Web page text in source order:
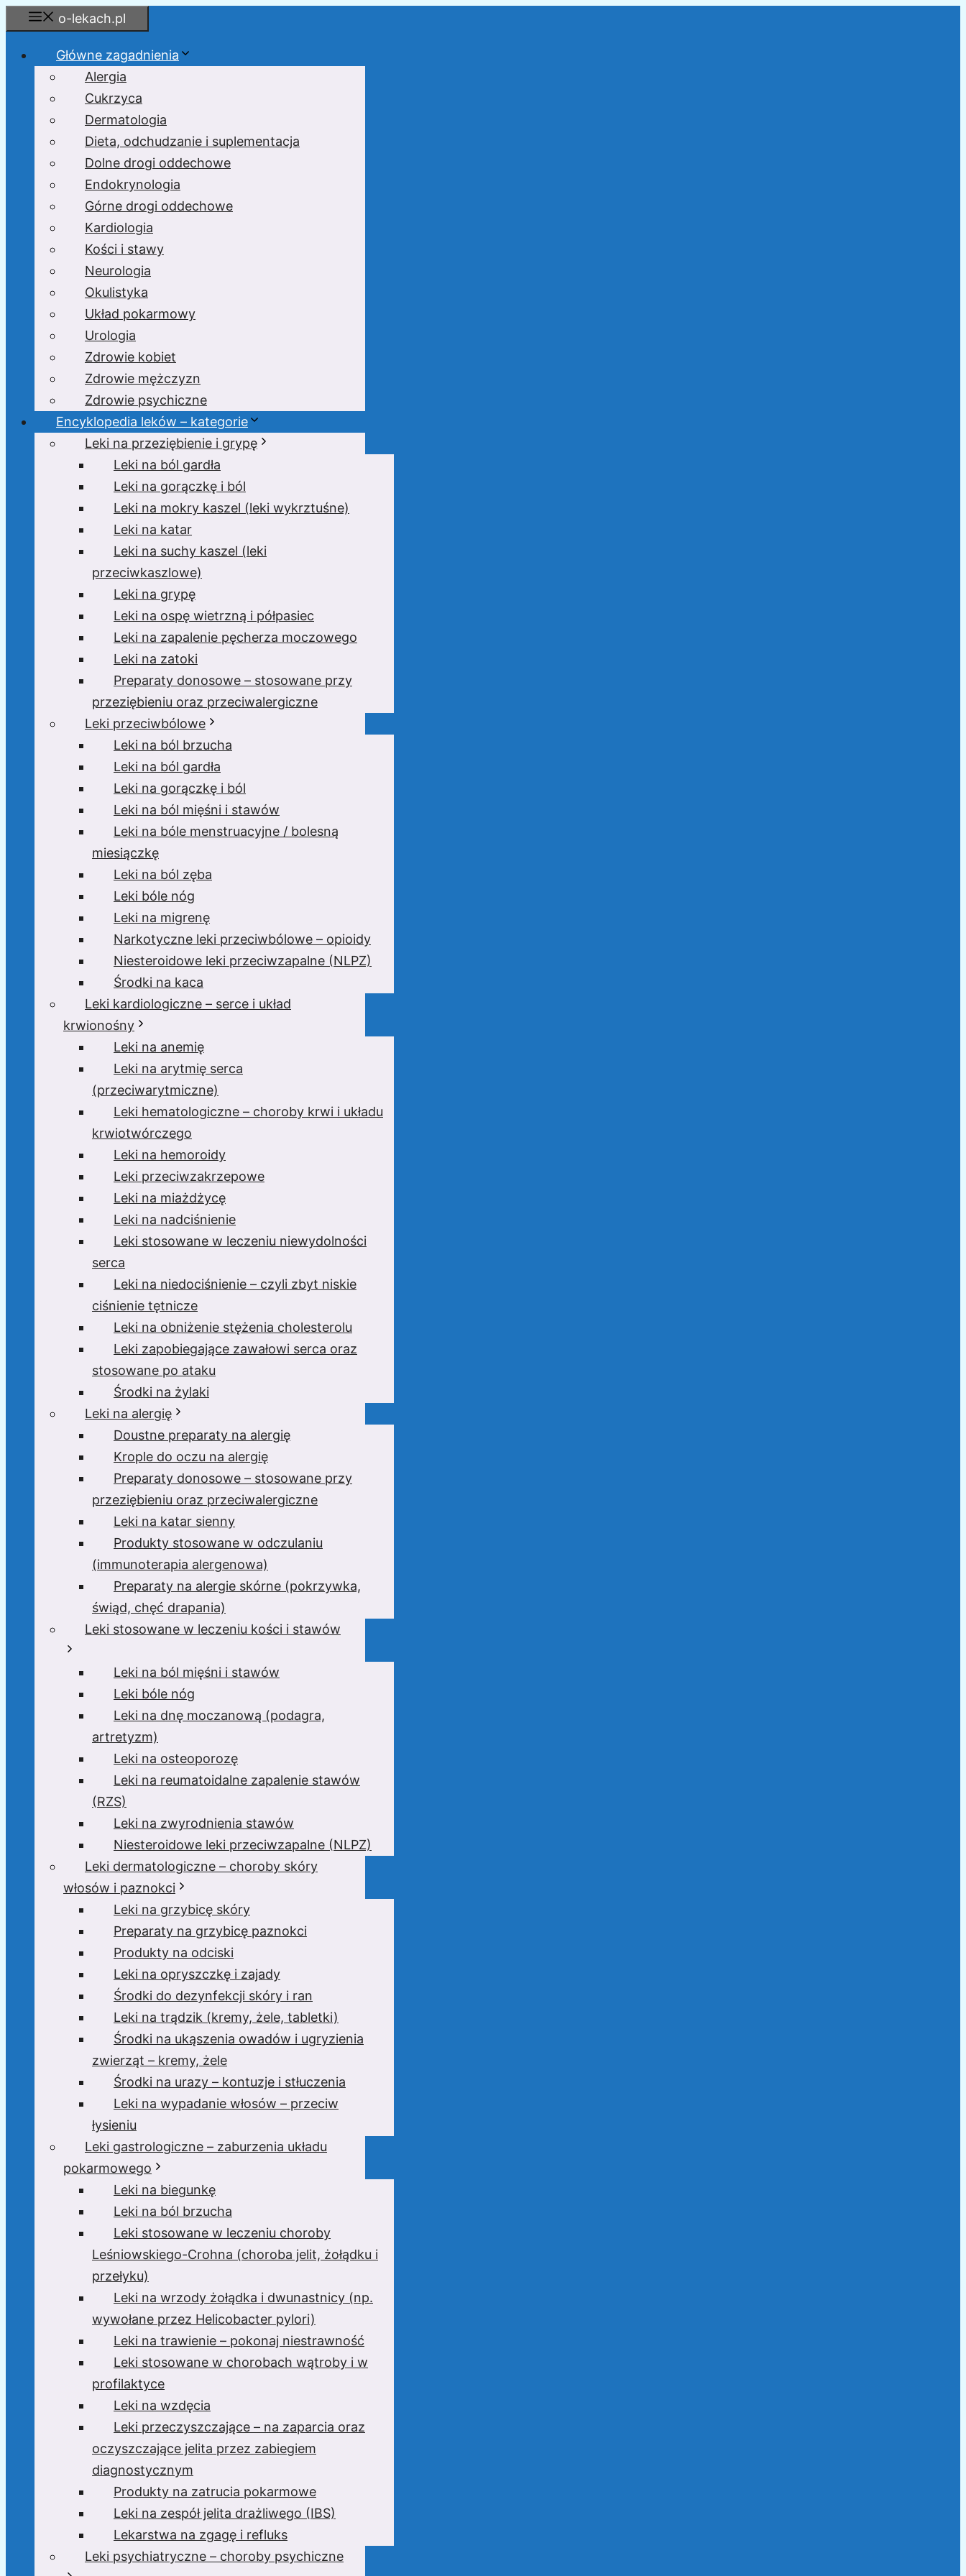
Przejdź
do
o-lekach.pl
Główne zagadnienia
Alergia
Cukrzyca
Dermatologia
Dieta, odchudzanie i suplementacja
Dolne drogi oddechowe
Endokrynologia
Górne drogi oddechowe
Kardiologia
Kości i stawy
Neurologia
Okulistyka
Układ pokarmowy
Urologia
Zdrowie kobiet
Zdrowie mężczyzn
Zdrowie psychiczne
Encyklopedia leków – kategorie
Leki na przeziębienie i grypę
Leki na ból gardła
Leki na gorączkę i ból
Leki na mokry kaszel (leki wykrztuśne)
Leki na katar
Leki na suchy kaszel (leki
przeciwkaszlowe)
Leki na grypę
Leki na ospę wietrzną i półpasiec
Leki na zapalenie pęcherza moczowego
Leki na zatoki
Preparaty donosowe – stosowane przy
przeziębieniu oraz przeciwalergiczne
Leki przeciwbólowe
Leki na ból brzucha
Leki na ból gardła
Leki na gorączkę i ból
Leki na ból mięśni i stawów
Leki na bóle menstruacyjne / bolesną
miesiączkę
Leki na ból zęba
Leki bóle nóg
Leki na migrenę
Narkotyczne leki przeciwbólowe – opioidy
Niesteroidowe leki przeciwzapalne (NLPZ)
Środki na kaca
Leki kardiologiczne – serce i układ
krwionośny
Leki na anemię
Leki na arytmię serca
(przeciwarytmiczne)
Leki hematologiczne – choroby krwi i układu
krwiotwórczego
Leki na hemoroidy
Leki przeciwzakrzepowe
Leki na miażdżycę
Leki na nadciśnienie
Leki stosowane w leczeniu niewydolności
serca
Leki na niedociśnienie – czyli zbyt niskie
ciśnienie tętnicze
Leki na obniżenie stężenia cholesterolu
Leki zapobiegające zawałowi serca oraz
stosowane po ataku
Środki na żylaki
Leki na alergię
Doustne preparaty na alergię
Krople do oczu na alergię
Preparaty donosowe – stosowane przy
przeziębieniu oraz przeciwalergiczne
Leki na katar sienny
Produkty stosowane w odczulaniu
(immunoterapia alergenowa)
Preparaty na alergie skórne (pokrzywka,
świąd, chęć drapania)
Leki stosowane w leczeniu kości i stawów
Leki na ból mięśni i stawów
Leki bóle nóg
Leki na dnę moczanową (podagra,
artretyzm)
Leki na osteoporozę
Leki na reumatoidalne zapalenie stawów
(RZS)
Leki na zwyrodnienia stawów
Niesteroidowe leki przeciwzapalne (NLPZ)
Leki dermatologiczne – choroby skóry
włosów i paznokci
Leki na grzybicę skóry
Preparaty na grzybicę paznokci
Produkty na odciski
Leki na opryszczkę i zajady
Środki do dezynfekcji skóry i ran
Leki na trądzik (kremy, żele, tabletki)
Środki na ukąszenia owadów i ugryzienia
zwierząt – kremy, żele
Środki na urazy – kontuzje i stłuczenia
Leki na wypadanie włosów – przeciw
łysieniu
Leki gastrologiczne – zaburzenia układu
pokarmowego
Leki na biegunkę
Leki na ból brzucha
Leki stosowane w leczeniu choroby
Leśniowskiego-Crohna (choroba jelit, żołądku i
przełyku)
Leki na wrzody żołądka i dwunastnicy (np.
wywołane przez Helicobacter pylori)
Leki na trawienie – pokonaj niestrawność
Leki stosowane w chorobach wątroby i w
profilaktyce
Leki na wzdęcia
Leki przeczyszczające – na zaparcia oraz
oczyszczające jelita przez zabiegiem
diagnostycznym
Produkty na zatrucia pokarmowe
Leki na zespół jelita drażliwego (IBS)
Lekarstwa na zgagę i refluks
Leki psychiatryczne – choroby psychiczne